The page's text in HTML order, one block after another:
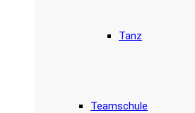
Tanz
Teamschule